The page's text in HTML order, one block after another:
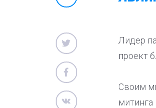
Лидер
проект
Своим